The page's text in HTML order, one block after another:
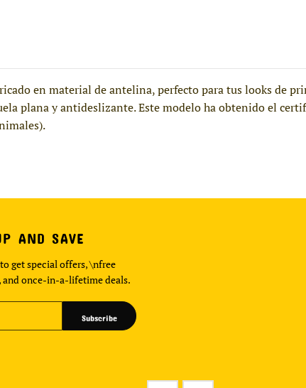
en material de antelina, perfecto para tus looks de
plana y antideslizante. Este modelo ha obtenido el
AND SAVE
get special offers, \nfree
and once-in-a-lifetime deals.
Subscribe